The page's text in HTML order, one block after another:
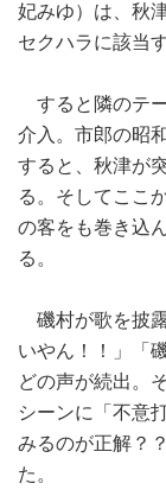
妃みゆ）は、秋
セクハラに該当
すると隣のテ
介入。市郎の昭
すると、秋津が
る。そしてここ
の客をも巻き込
る。
磯村が歌を披
いやん！！」「
どの声が続出。
シーンに「不意
みるのが正解？
た。